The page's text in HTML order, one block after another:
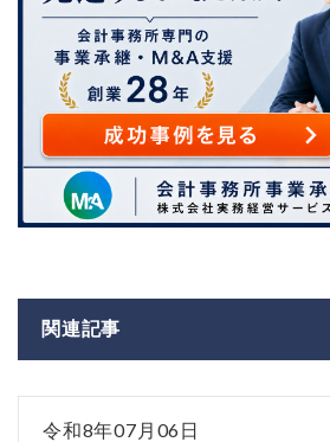
関連記事
令和8年07月06日